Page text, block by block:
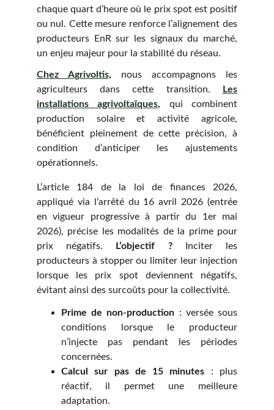
chaque quart d’heure où le prix spot est positif
ou nul. Cette mesure renforce l’alignement des
producteurs EnR sur les signaux du marché,
un enjeu majeur pour la stabilité du réseau.
Chez Agrivoltis, nous accompagnons les
agriculteurs dans cette transition.
Les
installations agrivoltaïques, qui combinent
production solaire et activité agricole,
bénéficient pleinement de cette précision, à
condition d’anticiper les ajustements
opérationnels.
L’article 184 de la loi de finances 2026,
appliqué via l’arrêté du 16 avril 2026 (entrée
en vigueur progressive à partir du 1er mai
2026), précise les modalités de la prime pour
prix négatifs.
L’objectif ?Inciter les
producteurs à stopper ou limiter leur injection
lorsque les prix spot deviennent négatifs,
évitant ainsi des surcoûts pour la collectivité.
Prime de non-production : versée sous
conditions lorsque le producteur
n’injecte pas pendant les périodes
concernées.
Calcul sur pas de 15 minutes : plus
réactif, il permet une meilleure
adaptation.